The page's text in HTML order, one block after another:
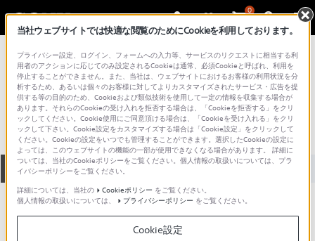
0
総合サポート・お問い合わせ ホームオーディオ アクセサリー
DT-50
全て ダウンロード 取扱説明書 Q&A
動画でサポートご利用にあたってのお願い
サポート動画をご利用の際にはソーシャ
当社ウェブサイトでは快適な閲覧のためにCookieを利用しております。
プライバシー設定、ログイン、フォームへの入力等、サービスのリクエストに相当する利
用者のアクションに応じてのみ設定されるCookieは通常、必須Cookieと呼ばれ、利用を
停止することができません。また、当社は、ウェブサイトにおけるお客様の利用状況を分
析するため、あるいは個々のお客様に対してよりカスタマイズされたサービス・広告を提
供する等の目的のため、Cookieおよび類似技術を使用して一定の情報を収集する場合が
あります。それらのCookieの受け入れを拒否する場合は、「Cookieを拒否する」をクリ
ックしてください。Cookie使用にご同意頂ける場合は、「Cookieを受け入れる」をクリ
ックして下さい。Cookie設定をカスタマイズする場合は「Cookie設定」をクリックして
ください。Cookieの設定をいつでも管理することができます。選択したCookieの設定に
よっては、このウェブサイトの機能の一部が使用できなくなる場合があります。 詳細に
ついては、当社のCookieポリシーをご覧ください。個人情報の取扱いについては、プラ
イバシーポリシーをご覧ください。
詳細については、当社の
Cookieポリシー をご覧ください。
個人情報の取扱いについては、
プライバシーポリシー をご覧ください。
Cookie設定